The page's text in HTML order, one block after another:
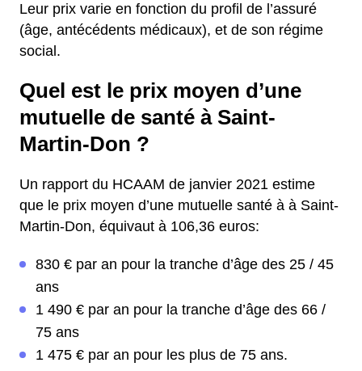
Leur prix varie en fonction du profil de l’assuré
(âge, antécédents médicaux), et de son régime
social.
Quel est le prix moyen d’une
mutuelle de santé à Saint-
Martin-Don ?
Un rapport du HCAAM de janvier 2021 estime
que le prix moyen d’une mutuelle santé à à Saint-
Martin-Don, équivaut à 106,36 euros:
830 € par an pour la tranche d’âge des 25 / 45
ans
1 490 € par an pour la tranche d’âge des 66 /
75 ans
1 475 € par an pour les plus de 75 ans.